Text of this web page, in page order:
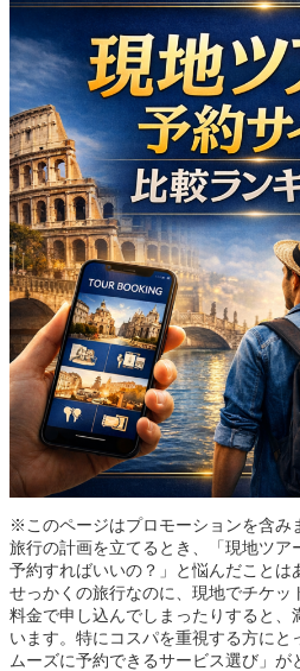
※このページはプロモーションを含み
旅行の計画を立てるとき、「現地ツア
予約すればいいの？」と悩んだことは
せっかくの旅行なのに、現地でチケッ
料金で申し込んでしまったりすると、
います。特にコスパを重視する方にと
ムーズに予約できるサービス選び」が